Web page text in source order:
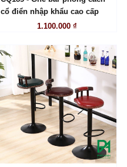
LIÊN HỆ
cổ điển nhập khẩu cao cấp
1.100.000 ₫